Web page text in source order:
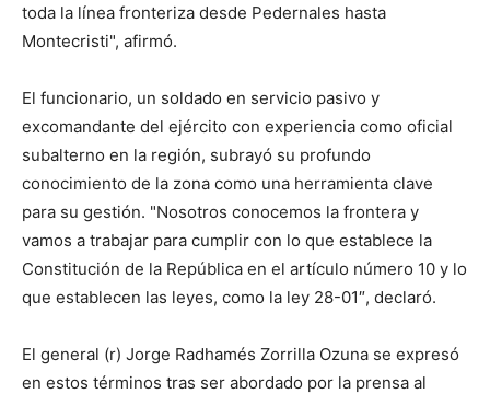
toda la línea fronteriza desde Pedernales hasta
Montecristi", afirmó.
El funcionario, un soldado en servicio pasivo y
excomandante del ejército con experiencia como oficial
subalterno en la región, subrayó su profundo
conocimiento de la zona como una herramienta clave
para su gestión. "Nosotros conocemos la frontera y
vamos a trabajar para cumplir con lo que establece la
Constitución de la República en el artículo número 10 y lo
que establecen las leyes, como la ley 28-01″, declaró.
El general (r) Jorge Radhamés Zorrilla Ozuna se expresó
en estos términos tras ser abordado por la prensa al